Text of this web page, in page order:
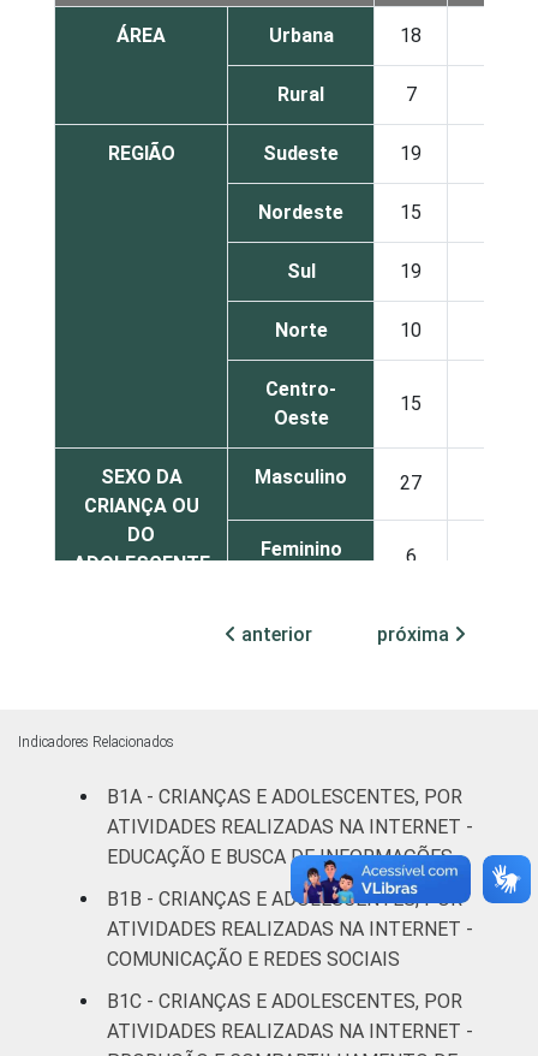
ÁREA Urbana 18
Rural 7
REGIÃO Sudeste 19
Nordeste 15
Sul 19
Norte 10
Centro-
Oeste
15
SEXO DA
CRIANÇA OU
DO
ADOLESCENTE
Masculino 27
Feminino 6
Até
Médio ou
mais
19
DA CRIANÇA
OU DO
ADOLESCENTE
anos
20
De 11 a 12
anos
16
anterior próxima
Indicadores Relacionados
B1A - CRIANÇAS E ADOLESCENTES, POR
ATIVIDADES REALIZADAS NA INTERNET -
EDUCAÇÃO E BUSCA DE INFORMAÇÕES
B1B - CRIANÇAS E ADOLESCENTES, POR
ATIVIDADES REALIZADAS NA INTERNET -
COMUNICAÇÃO E REDES SOCIAIS
B1C - CRIANÇAS E ADOLESCENTES, POR
ATIVIDADES REALIZADAS NA INTERNET -